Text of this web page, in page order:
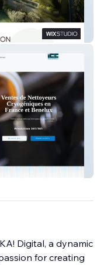
Digital, a dynamic
for creating